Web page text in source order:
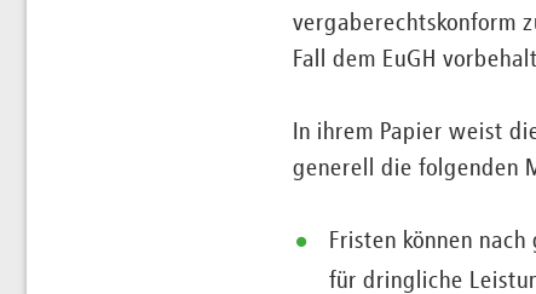
vergaberechtskonform
Fall dem EuGH
In ihrem Papier weist
generell die folgenden
Fristen können
für dringliche